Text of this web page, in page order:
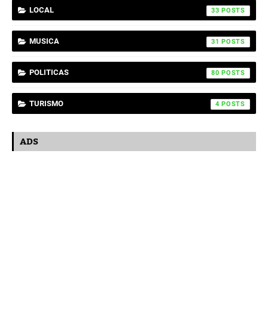
LOCAL 33
MUSICA 31
POLITICAS 80
TURISMO 4
ADS